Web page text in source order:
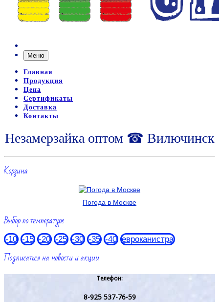
Меню
Главная
Продукция
Цена
Сертификаты
Доставка
Контакты
Незамерзайка оптом ☎ Вилючинск
Корзина
Погода в Москве
Выбор по температуре
-10 -15 -20 -25 -30 -35 -40 евроканистра
Подписаться на новости и акции
Телефон:
8-925 537-76-59